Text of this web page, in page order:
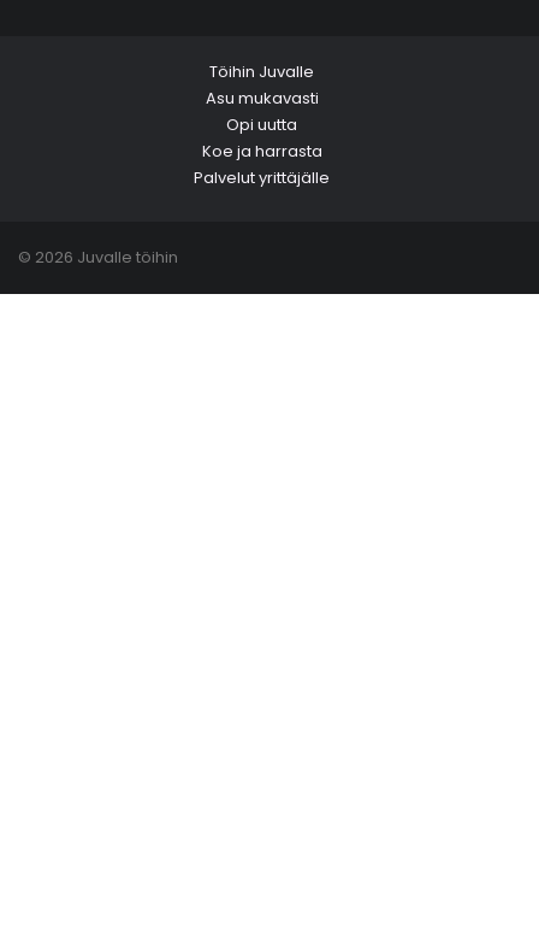
Töihin Juvalle
Asu mukavasti
Opi uutta
Koe ja harrasta
Palvelut yrittäjälle
© 2026 Juvalle töihin